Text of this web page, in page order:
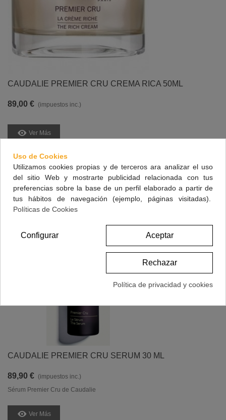
CAUDALIE PREMIER CRU CREMA RICA 50ML
89,00 € (impuestos inc.)
Ver Más
Vista Rápida
CAUDALIE PREMIER CRU SERUM 30 ML
89,90 € (impuestos inc.)
Sérum Premier Cru de Caudalie
Ver Más
Uso de Cookies
Utilizamos cookies propias y de terceros ara analizar el uso
del sitio Web y mostrarte publicidad relacionada con tus
preferencias sobre la base de un perfil elaborado a partir de
tus hábitos de navegación (ejemplo, páginas visitadas).
Políticas de Cookies
Aceptar
Rechazar
Configurar
Política de privacidad y cookies